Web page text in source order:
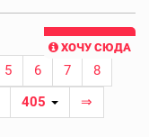
ХОЧУ СЮДА
5 6 7
8
405
⇒